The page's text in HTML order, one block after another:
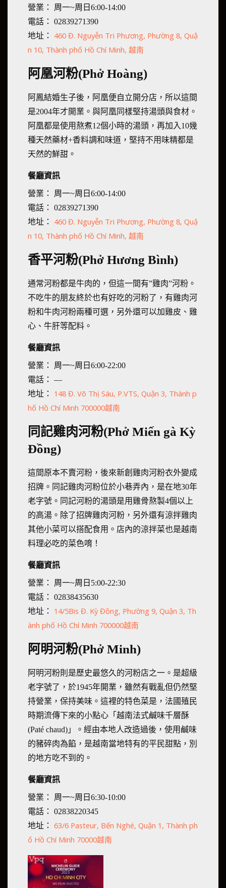
營業： 周一~周日6:00-14:00
電話： 02839271390
地址： 460 Đ. Nguyễn Tri Phương, Phường 8, Quậ
n 10, Thành phố Hồ Chí Minh, 越南
阿凰河粉(Phở Hoàng)
阿鳳結婚生子後，阿凰便自立開分店，所以這間
是2004年才開業。與阿凰同樣堅持湯頭與食材。
阿凰都是使用熬煮12個小時的湯頭，再加入10幾
種天然藥材+香料調和味道，堅持不用味精都是
天然的鮮甜。
餐廳資訊
營業： 周一~周日6:00-14:00
電話： 02839271390
地址： 460 Đ. Nguyễn Tri Phương, Phường 8, Quậ
n 10, Thành phố Hồ Chí Minh, 越南
香平河粉(Phở Hương Bình)
通常河粉都是牛肉的，但這一間有”雞肉”河粉。
不吃牛的朋友終於也有好吃的河粉了，有雞肉河
粉和牛肉河粉兩種可選，另外還可以加雞皮、雞
心、牛肝等配料。
餐廳資訊
營業： 周一~周日6:00-22:00
電話： —
地址： 148 Đ. Võ Thị Sáu, P.VTS, Quận 3, Thành p
hố Hồ Chí Minh 700000越南
同記雞肉河粉(Phở Miến gà Kỳ
Đồng)
這間原本不賣河粉，後來新創雞肉河粉衣外變成
招牌。同記雞肉河粉位於小巷弄內，是在地30年
老字號。同記河粉的湯頭是用雞骨熬製4個以上
的高湯。除了招牌雞肉河粉，另外還有涼拌雞肉
其他小菜可以搭配食用。店內的涼拌菜也是越南
料理必吃的菜色唷！
餐廳資訊
營業： 周一~周日5:00-22:30
電話： 02838435630
地址： 14/5Bis Đ. Kỳ Đồng, Phường 9, Quận 3, Th
ành phố Hồ Chí Minh 700000越南
阿明河粉(Phở Minh)
阿明河粉則是歷史最悠久的河粉店之一。是超級
老字號了，於1945年開業，雖然有戰亂但仍然堅
持營業，保持美味。這裡的特色菜是，法國殖民
時期流傳下來的小點心「越南法式鹹味千層酥
(Paté chaud)」。經由本地人改造過後，使用鹹味
的豬碎肉為餡，是越南當地特有的平民甜點，別
的地方吃不到的。
餐廳資訊
營業： 周一~周日6:30-10:00
電話： 02838220345
地址： 63/6 Pasteur, Bến Nghé, Quận 1, Thành ph
ố Hồ Chí Minh 70000越南